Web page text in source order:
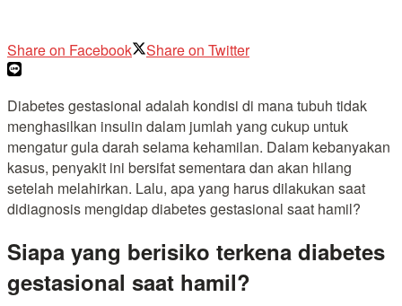
Share on Facebook Share on Twitter
Diabetes gestasional adalah kondisi di mana tubuh tidak
menghasilkan insulin dalam jumlah yang cukup untuk
mengatur gula darah selama kehamilan. Dalam kebanyakan
kasus, penyakit ini bersifat sementara dan akan hilang
setelah melahirkan. Lalu, apa yang harus dilakukan saat
didiagnosis mengidap diabetes gestasional saat hamil?
Siapa yang berisiko terkena diabetes
gestasional saat hamil?